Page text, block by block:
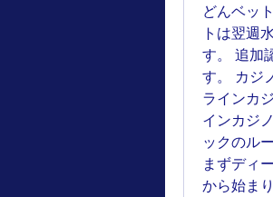
どんベッ
トは翌週
す。 追加
す。 カジ
ラインカ
インカジ
ックのル
まずディ
から始ま